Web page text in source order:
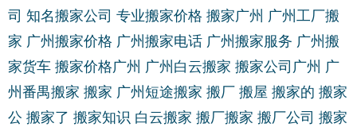
司 知名搬家公司 专业搬家价格 搬家广州 广州工厂搬
家 广州搬家价格 广州搬家电话 广州搬家服务 广州搬
家货车 搬家价格广州 广州白云搬家 搬家公司广州 广
州番禺搬家 搬家 广州短途搬家 搬厂 搬屋 搬家的 搬家
公 搬家了 搬家知识 白云搬家 搬厂搬家 搬厂公司 搬家